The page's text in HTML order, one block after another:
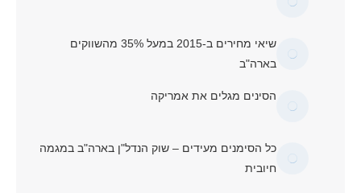
שיאי מחירים ב-2015 במעל 35% מהשווקים
בארה"ב
הסינים מגלים את אמריקה
כל הסימנים מעידים – שוק הנדל"ן בארה"ב במגמה
חיובית